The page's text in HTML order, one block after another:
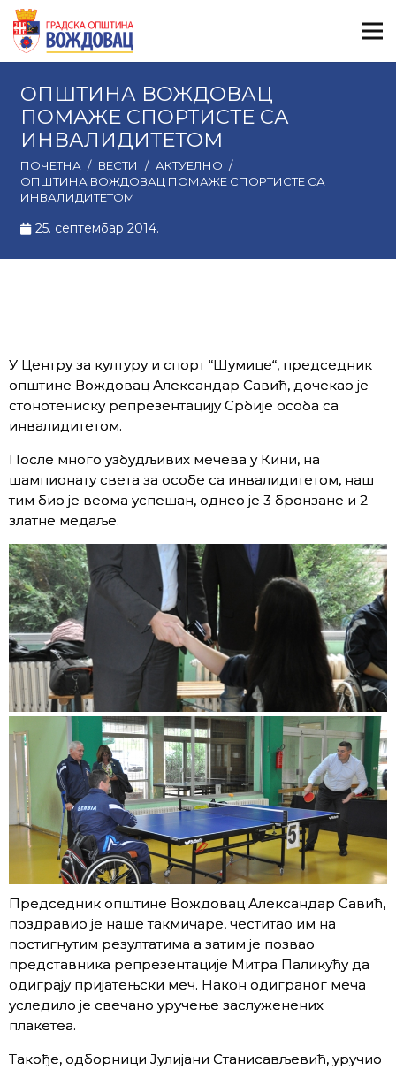
ОПШТИНА ВОЖДОВАЦ
ПОМАЖЕ СПОРТИСТЕ СА
ИНВАЛИДИТЕТОМ
ПОЧЕТНА / ВЕСТИ / АКТУЕЛНО /
ОПШТИНА ВОЖДОВАЦ ПОМАЖЕ СПОРТИСТЕ СА
ИНВАЛИДИТЕТОМ
25. септембар 2014.
У Центру за културу и спорт “Шумице“, председник
општине Вождовац Александар Савић, дочекао је
стонотениску репрезентацију Србије особа са
инвалидитетом.
После много узбудљивих мечева у Кини, на
шампионату света за особе са инвалидитетом, наш
тим био је веома успешан, однео је 3 бронзане и 2
златне медаље.
Председник општине Вождовац Александар Савић,
поздравио је наше такмичаре, честитао им на
постигнутим резултатима а затим је позвао
представника репрезентације Митра Паликућу да
одиграју пријатењски меч. Након одиграног меча
уследило је свечано уручење заслуженених
плакетеа.
Такође, одборници Јулијани Станисављевић, уручио